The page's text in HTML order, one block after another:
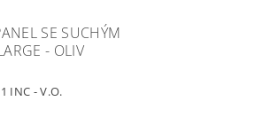
SE SUCHÝM
- OLIV
INC - V.O.